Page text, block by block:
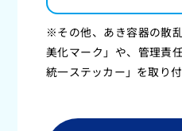
※その他、あき容器の散
美化マーク」や、管理責
統一ステッカー」を取り付